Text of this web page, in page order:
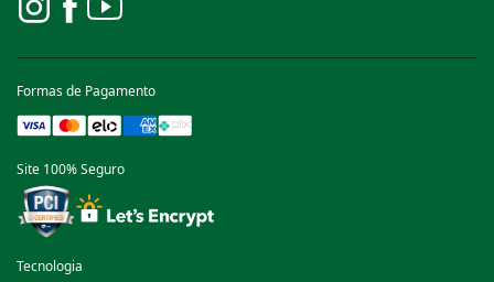
Formas de Pagamento
Site 100% Seguro
Tecnologia